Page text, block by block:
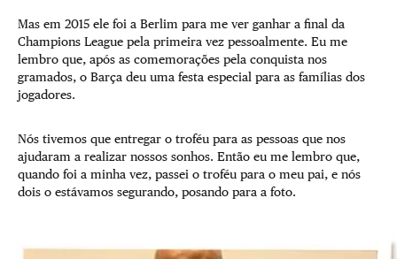
Mas em 2015 ele foi a Berlim para me ver ganhar a final da
Champions League pela primeira vez pessoalmente. Eu me
lembro que, após as comemorações pela conquista nos
gramados, o Barça deu uma festa especial para as famílias dos
jogadores.
Nós tivemos que entregar o troféu para as pessoas que nos
ajudaram a realizar nossos sonhos. Então eu me lembro que,
quando foi a minha vez, passei o troféu para o meu pai, e nós
dois o estávamos segurando, posando para a foto.